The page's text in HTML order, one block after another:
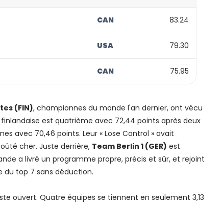
CAN 83.24
USA 79.30
CAN 75.95
(FIN), championnes du monde l'an dernier, ont vécu
est quatrième avec 72,44 points après deux
avec 70,46 points. Leur « Lose Control » avait
cher. Juste derrière, Team Berlin 1 (GER) est
a livré un programme propre, précis et sûr, et rejoint
du top 7 sans déduction.
ouvert. Quatre équipes se tiennent en seulement 3,13